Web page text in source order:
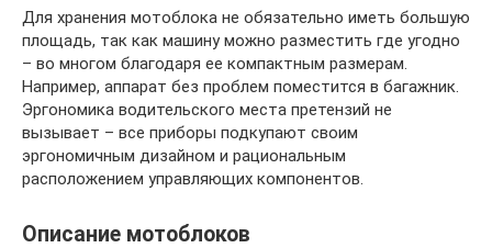
Для хранения мотоблока не обязательно иметь большую
площадь, так как машину можно разместить где угодно
– во многом благодаря ее компактным размерам.
Например, аппарат без проблем поместится в багажник.
Эргономика водительского места претензий не
вызывает – все приборы подкупают своим
эргономичным дизайном и рациональным
расположением управляющих компонентов.
Описание мотоблоков